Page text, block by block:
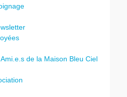
de la Maison Bleu Ciel